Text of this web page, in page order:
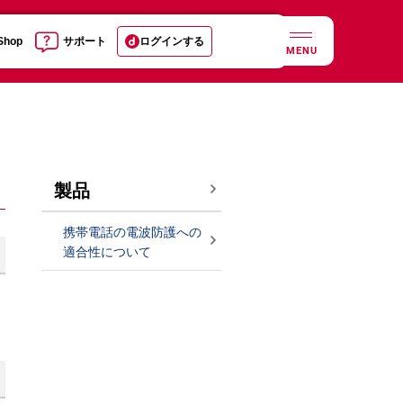
サポート ログインする
MENU
製品
携帯電話の電波防護への
適合性について